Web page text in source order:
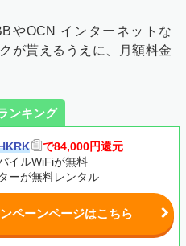
やOCN インターネットな
が貰えるうえに、月額料金
ンキング
で84,000円還元
イルWiFiが無料
ーが無料レンタル
ペーンページはこちら